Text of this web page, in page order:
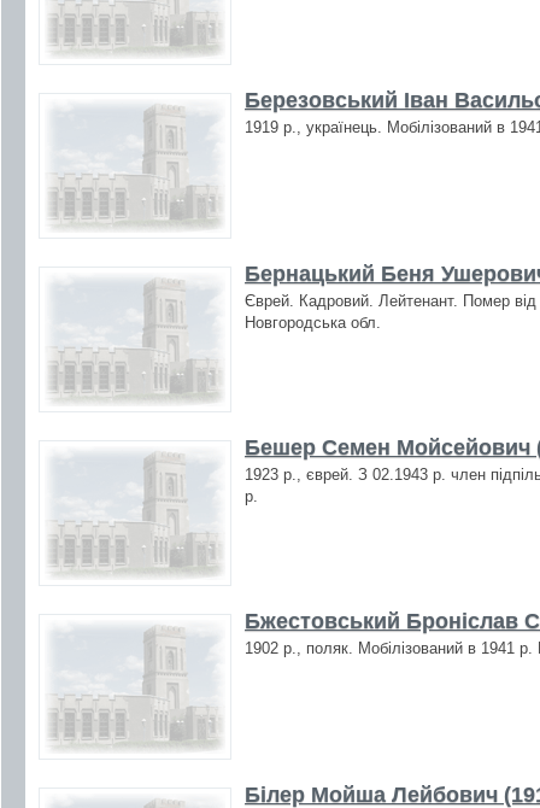
Березовський Іван
1919 р., українець. Мобілізований в
Бернацький Беня
Єврей. Кадровий. Лейтенант. Помер
Новгородська обл.
Бешер Семен Мойсейович
1923 р., єврей. З 02.1943 р. член
р.
Бжестовський Броніслав
1902 р., поляк. Мобілізований в 1941
Білер Мойша Лейбович